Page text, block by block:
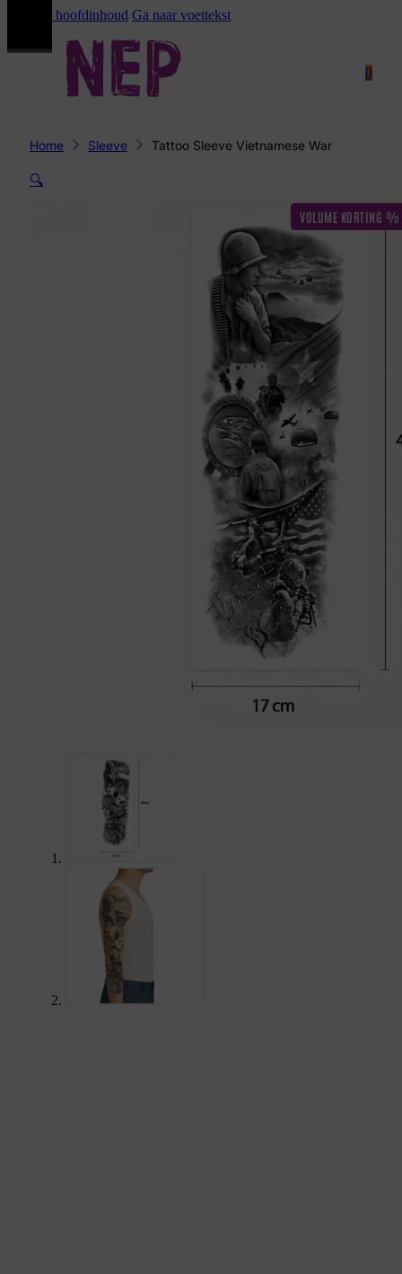
Ga naar hoofdinhoud Ga naar voettekst
0
Home Sleeve Tattoo Sleeve Vietnamese War
🔍